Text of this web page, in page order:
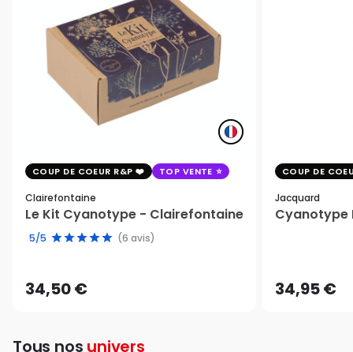
COUP DE COEUR R&P TOP VENTE
Clairefontaine
Le Kit Cyanotype - Clairefontaine
5/5 (6 avis)
34,50 €
COUP DE
Jacquard
Cyanotype
34,95 €
Tous nos univers